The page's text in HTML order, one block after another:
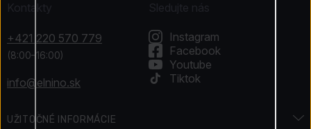
Kontakty
+421 220 570 779
(8:00–16:00)
info@elnino.sk
UŽITOČNÉ INFORMÁCIE
Sledujte nás
Instagram
Facebook
Youtube
Tiktok